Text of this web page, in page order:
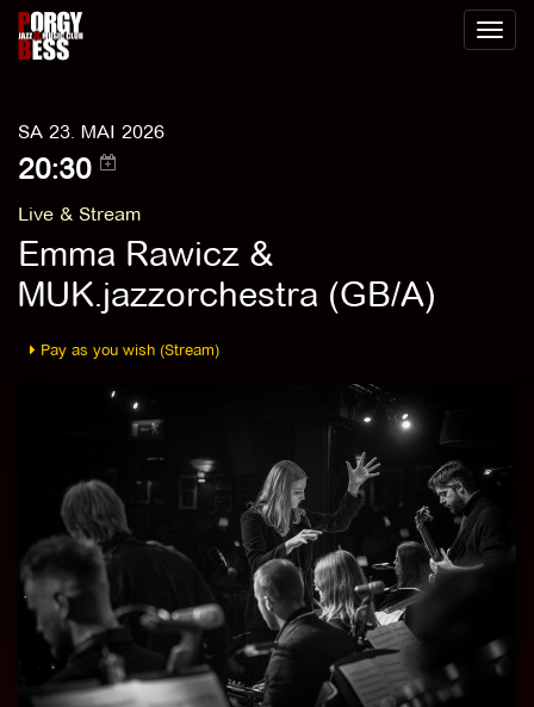
Toggle
SA 23. MAI 2026
20:30
Live & Stream
Emma Rawicz &
MUK.jazzorchestra (GB/A)
Pay as you wish (Stream)